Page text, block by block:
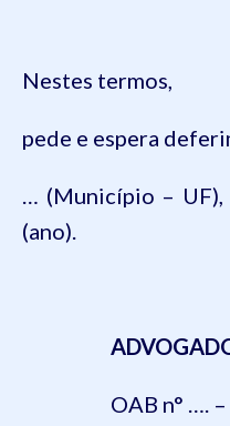
Nestes termos,
pede e espera
… (Município –
(ano).
OAB n° ….